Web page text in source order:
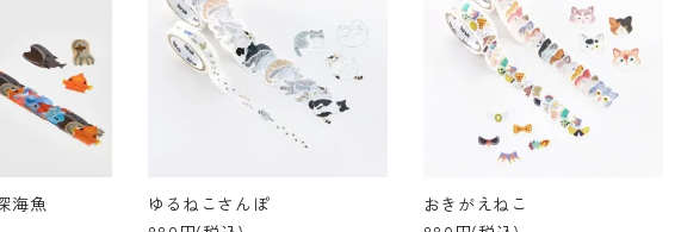
海魚
ゆるねこさんぽ
おきがえねこ